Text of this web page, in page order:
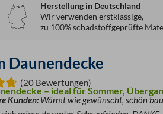
Herstellung in Deutschland
Wir verwenden erstklassige,
zu 100% schadstoffgeprüfte
Daunendecke
(20 Bewertungen)
– ideal für Sommer,
Kunden: Wärmt wie gewünscht, schön